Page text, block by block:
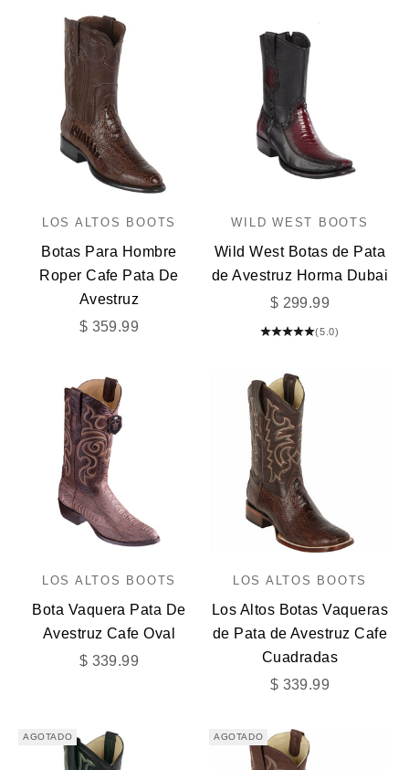
LOS ALTOS BOOTS
Botas Para Hombre
Roper Cafe Pata De
Avestruz
Precio de oferta
$ 359.99
WILD WEST BOOTS
Wild West Botas de Pata
de Avestruz Horma Dubai
Precio de oferta
$ 299.99
(5.0)
LOS ALTOS BOOTS
Bota Vaquera Pata De
Avestruz Cafe Oval
Precio de oferta
$ 339.99
LOS ALTOS BOOTS
Los Altos Botas Vaqueras
de Pata de Avestruz Cafe
Cuadradas
Precio de oferta
$ 339.99
AGOTADO AGOTADO